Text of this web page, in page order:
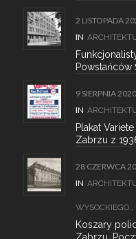
2 LISTOPADA
IN
Powstańców
9 SIERPNIA 2020
IN
Plakat
Zabrzu z
28 CZERWCA
IN
WYSOCKIEGO.,
Koszary